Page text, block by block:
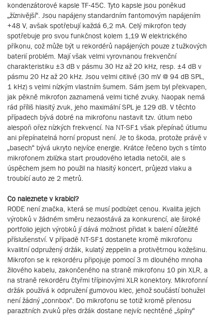
kondenzátorové kapsle TF-45C. Tyto kapsle jsou poněkud
„žíznivější“. Jsou napájeny standardním fantomovým napájením
+48 V, avšak spotřebují každá 6,2 mA. Celý mikrofon tedy
spotřebuje pro svou funkčnost kolem 1,19 W elektrického
příkonu, což může být u rekordérů napájených pouze z tužkových
baterií problém. Mají však velmi vyrovnanou frekvenční
charakteristiku ±3 dB v pásmu 30 Hz až 20 kHz, resp. ±4 dB v
pásmu 20 Hz až 20 kHz. Jsou velmi citlivé (30 mV @ 94 dB SPL,
1 kHz) s velmi nízkým vlastním šumem. Sám jsem byl překvapen,
jak pěkně mikrofon zaznamená velmi tiché zvuky. Naopak nemá
rád příliš hlasitý zvuk, jeho maximální SPL je 129 dB. V těchto
případech bývá dobré na mikrofonu nastavit tzv. útlum nebo
alespoň ořez nízkých frekvencí. Na NT-SF1 však přepínač útlumu
ani přepínatelná horní propust není. Je to škoda, protože právě v
„basech“ bývá ukryto nejvíce energie. Krátce řečeno bych s tímto
mikrofonem zblízka start proudového letadla netočil, ale s
úspěchem jsem ho použil na hlasitý koncert, průjezd vlaku a
troubící auto ze 2 metrů.
Co naleznete v krabici?
RODE není značka, která se musí podbízet cenou. Kvalita jejich
výrobků v žádném směru nezaostává za konkurencí, ale široké
portfolio jejich výrobků jí dává možnost přidat k balení důležité
příslušenství. V případě NT-SF1 dostanete kromě mikrofonu
kvalitní odpružený držák, kulatý zeppelin a protivětrnou kožešinu.
Mikrofon se k rekordéru připojuje pomocí 3 m dlouhého mnoha
žilového kabelu, zakončeného na straně mikrofonu 10 pin XLR, a
na straně rekordéru čtyřmi třípinovými XLR konektory. Mikrofonní
držák používá k odpružení gumovou klec, jehož součástí bohužel
není žádný „connbox“. Do mikrofonu se totiž kromě přenosu
parazitních zvuků přes držák dostane nejvíc nechtěné „špíny“